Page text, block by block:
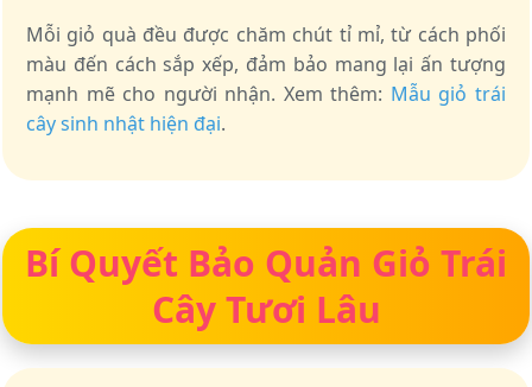
Mỗi giỏ quà đều được chăm chút tỉ mỉ, từ cách phối
màu đến cách sắp xếp, đảm bảo mang lại ấn tượng
mạnh mẽ cho người nhận. Xem thêm: Mẫu giỏ trái
cây sinh nhật hiện đại.
Bí Quyết Bảo Quản Giỏ Trái
Cây Tươi Lâu